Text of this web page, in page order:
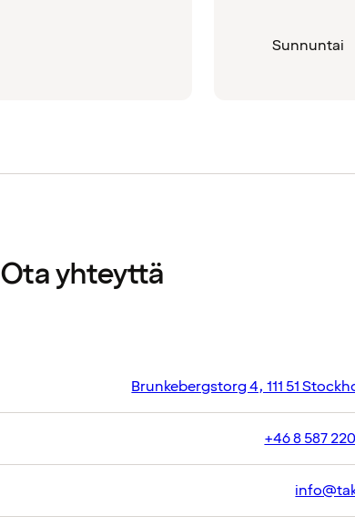
Sunnuntai
Ota yhteyttä
Brunkebergstorg 4, 111 51
+46 8 587